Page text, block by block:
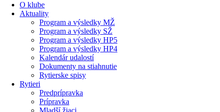
O klube
Aktuality
Program a výsledky MŽ
Program a výsledky SŽ
Program a výsledky HP5
Program a výsledky HP4
Kalendár udalostí
Dokumenty na stiahnutie
Rytierske spisy
Rytieri
Predprípravka
Prípravka
Mladší žiaci